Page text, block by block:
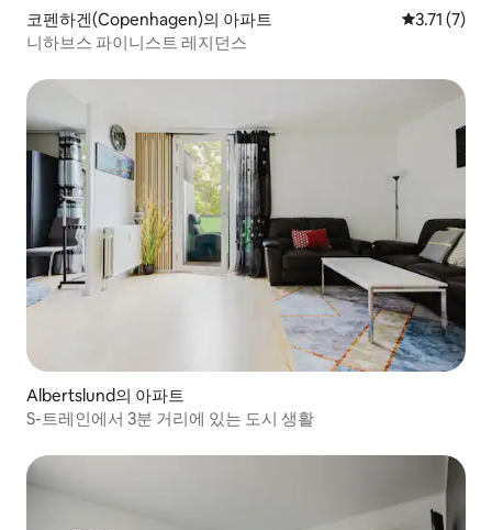
코펜하겐(Copenhagen)의 아파트 평점 3.71점
3.71 (7)
니하브스 파이니스트 레지던스
Albertslund의 아파트
S-트레인에서 3분 거리에 있는 도시 생활